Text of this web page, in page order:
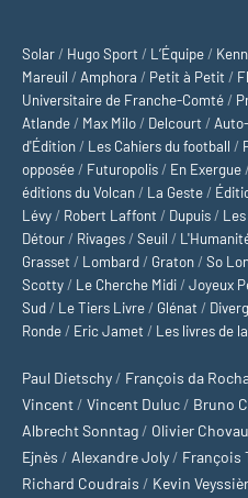
Solar / Hugo Sport / L’Équipe /
Mareuil / Amphora / Petit à Petit /
Universitaire de Franche-Comté /
Atlande / Max Milo / Delcourt /
d'Édition / Les Cahiers du football /
opposée / Futuropolis / En Exergue
éditions du Volcan / La Geste /
Lévy / Robert Laffont / Dupuis /
Détour / Rivages /Seuil /
Grasset / Lombard / Graton /So
Scotty / Le Cherche Midi /Joyeux
Sud / Le Tiers Livre / Glénat /
Ronde / Eric Jamet / Les livres de
Paul Dietschy / François da
Vincent / Vincent Duluc / Bruno
Albrecht Sonntag / Olivier
Ejnès / Alexandre Joly / François
Richard Coudrais / Kevin